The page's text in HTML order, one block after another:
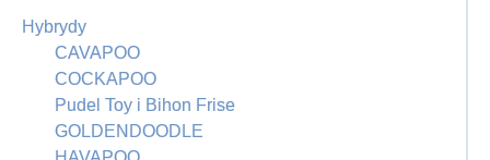
Hybrydy
CAVAPOO
COCKAPOO
Pudel Toy i Bihon Frise
GOLDENDOODLE